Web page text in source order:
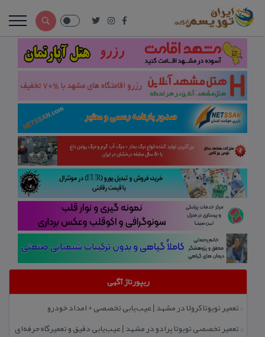
ریپورتاژ آگهی
:: تعمیر تویوتا كرولا در مشهد | عیب‌یابی تخصصی + امداد خودرو
:: تعمیر تخصصی تویوتا پرادو در مشهد | عیب‌یابی دقیق و تعمیرگاه حرفه‌ای